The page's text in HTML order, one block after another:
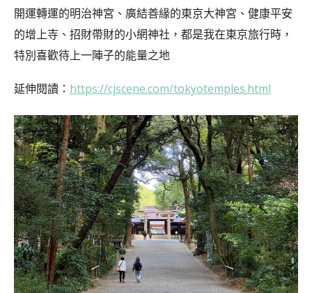
開運轉運的明治神宮、廣結善緣的東京大神宮、健康平安
的增上寺、招財帶財的小網神社，都是我在東京旅行時，
特別喜歡待上一陣子的能量之地
延伸閱讀： https://cjscene.com/tokyotemples.html